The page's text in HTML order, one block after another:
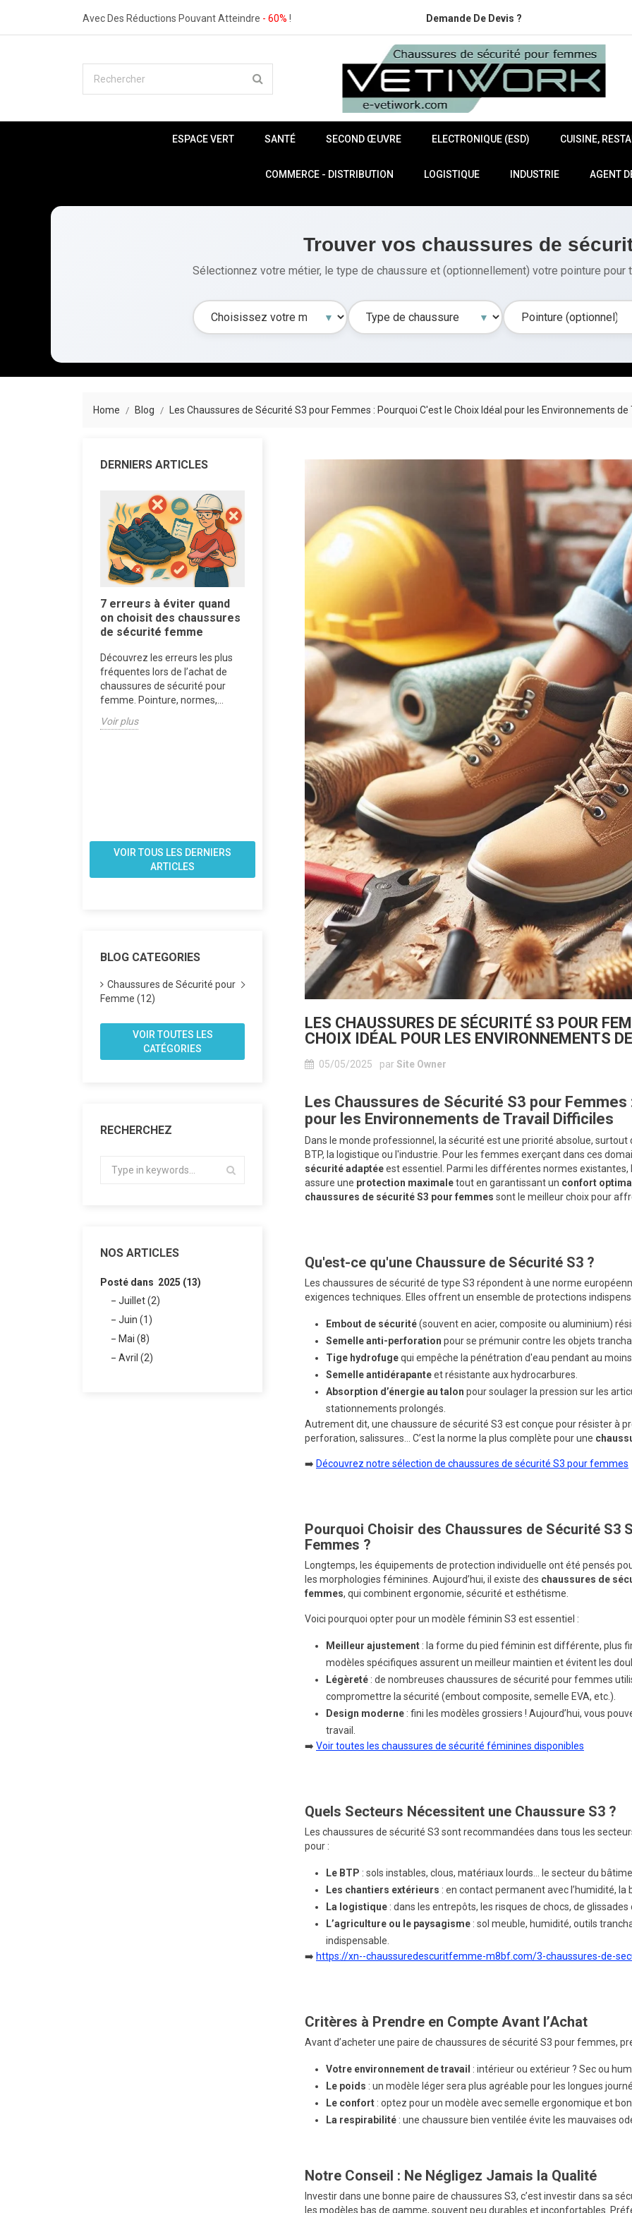
Avec Des Réductions Pouvant Atteindre - 60% ! Demande De Devis ?
ESPACE VERT SANTÉ SECOND ŒUVRE ELECTRONIQUE (ESD) CUISINE,
COMMERCE - DISTRIBUTION LOGISTIQUE INDUSTRIE AGENT
Trouver vos chaussures de
Sélectionnez votre métier, le type de chaussure et (optionnellement) votre pointure pour
Home Blog Les Chaussures de Sécurité S3 pour Femmes : Pourquoi C'est le Choix Idéal pour les Environnements de
DERNIERS ARTICLES
7 erreurs à éviter quand
on choisit des chaussures
de sécurité femme
Découvrez les erreurs les plus
fréquentes lors de l’achat de
chaussures de sécurité pour
femme. Pointure, normes,...
Voir plus
Chaussures de sécurité
femme pour pieds
sensibles : que porter en
cas de douleurs ?
Découvrez quelles chaussures
de sécurité femme porter
quand on a mal aux pieds.
Semelles amortissantes,
embouts...
Chaussures de Sécurité
Antidérapantes : Priorité à
la Sécurité et au Confort
Découvrez notre guide complet
pour choisir des chaussures de
sécurité antidérapantes fiables,
confortables et...
Voir plus
Pas
pour
sur la
Voir
VOIR TOUS LES DERNIERS
ARTICLES
BLOG CATEGORIES
Chaussures de Sécurité pour
Femme (12)
VOIR TOUTES LES
CATÉGORIES
RECHERCHEZ
NOS ARTICLES
Posté dans 2025 (13)
Juillet (2)
Juin (1)
Mai (8)
Avril (2)
LES CHAUSSURES DE SÉCURITÉ S3 POUR
CHOIX IDÉAL POUR LES ENVIRONNEMENTS
05/05/2025 par Site Owner
Les Chaussures de Sécurité S3 pour Femmes
pour les Environnements de Travail Difficiles
Dans le monde professionnel, la sécurité est une priorité absolue,
BTP, la logistique ou l'industrie. Pour les femmes exerçant dans ces
sécurité adaptéeest essentiel. Parmi les différentes normes existantes,
assure une protection maximaletout en garantissant un confort optimal
chaussures de sécurité S3 pour femmes sont le meilleur choix pour
Qu'est-ce qu'une Chaussure de Sécurité S3 ?
Les chaussures de sécurité de type S3 répondent à une norme
exigences techniques. Elles offrent un ensemble de protections
Embout de sécurité(souvent en acier, composite ou aluminium)
Semelle anti-perforation pour se prémunir contre les objets
Tige hydrofugequi empêche la pénétration d'eau pendant au
Semelle antidérapanteet résistante aux hydrocarbures.
Absorption d’énergie au talon pour soulager la pression sur les
stationnements prolongés.
Autrement dit, une chaussure de sécurité S3 est conçue pour résister à
perforation, salissures… C’est la norme la plus complète pour une
➡️ Découvrez notre sélection de chaussures de sécurité S3 pour femmes
Pourquoi Choisir des Chaussures de Sécurité S3
Femmes ?
Longtemps, les équipements de protection individuelle ont été pensés
les morphologies féminines. Aujourd’hui, il existe des chaussures de
femmes, qui combinent ergonomie, sécurité et esthétisme.
Voici pourquoi opter pour un modèle féminin S3 est essentiel :
Meilleur ajustement : la forme du pied féminin est différente, plus
modèles spécifiques assurent un meilleur maintien et évitent les
Légèreté : de nombreuses chaussures de sécurité pour femmes
compromettre la sécurité (embout composite, semelle EVA, etc.).
Design moderne : fini les modèles grossiers ! Aujourd’hui, vous
travail.
➡️ Voir toutes les chaussures de sécurité féminines disponibles
Quels Secteurs Nécessitent une Chaussure S3 ?
Les chaussures de sécurité S3 sont recommandées dans tous les
pour :
Le BTP : sols instables, clous, matériaux lourds… le secteur du
Les chantiers extérieurs : en contact permanent avec l’humidité, la
La logistique : dans les entrepôts, les risques de chocs, de
L’agriculture ou le paysagisme : sol meuble, humidité, outils
indispensable.
➡️ https://xn--chaussuredescuritfemme-m8bf.com/3-chaussures-de-
Critères à Prendre en Compte Avant l’Achat
Avant d’acheter une paire de chaussures de sécurité S3 pour femmes,
Votre environnement de travail : intérieur ou extérieur ? Sec ou
Le poids : un modèle léger sera plus agréable pour les longues
Le confort : optez pour un modèle avec semelle ergonomique et
La respirabilité : une chaussure bien ventilée évite les mauvaises
Notre Conseil : Ne Négligez Jamais la Qualité
Investir dans une bonne paire de chaussures S3, c’est investir dans sa
les modèles bas de gamme, souvent peu durables et inconfortables.